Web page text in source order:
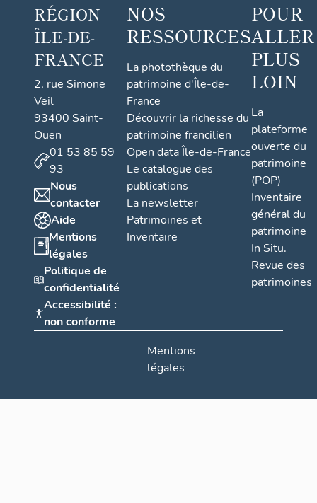
RÉGION
ÎLE-DE-
FRANCE
2, rue Simone
Veil
93400 Saint-
Ouen
01 53 85 59
93
Nous
contacter
Aide
Mentions
légales
Politique de
confidentialité
Accessibilité :
non conforme
NOS
RESSOURCES
La photothèque du
patrimoine d'Île-de-
France
Découvrir la richesse du
patrimoine francilien
Open data Île-de-France
Le catalogue des
publications
La newsletter
Patrimoines et
Inventaire
POUR
ALLER
PLUS
LOIN
La
plateforme
ouverte du
patrimoine
(POP)
Inventaire
général du
patrimoine
In Situ.
Revue des
patrimoines
Mentions
légales